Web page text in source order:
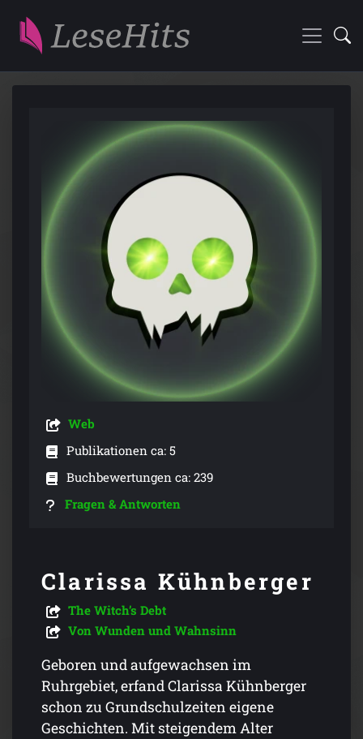
Web
Publikationen ca: 5
Buchbewertungen ca: 239
Fragen & Antworten
Clarissa Kühnberger
The Witch’s Debt
Von Wunden und Wahnsinn
Geboren und aufgewachsen im
Ruhrgebiet, erfand Clarissa Kühnberger
schon zu Grundschulzeiten eigene
Geschichten. Mit steigendem Alter